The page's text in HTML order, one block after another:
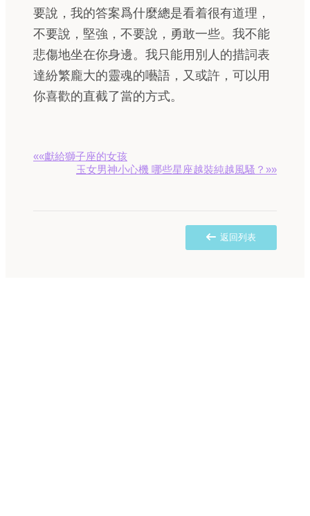
要說，我的答案爲什麼總是看着很有道理，
不要說，堅強，不要說，勇敢一些。我不能
悲傷地坐在你身邊。我只能用別人的措詞表
達紛繁龐大的靈魂的囈語，又或許，可以用
你喜歡的直截了當的方式。
««獻給獅子座的女孩
玉女男神小心機 哪些星座越裝純越風騷？»»
返回列表